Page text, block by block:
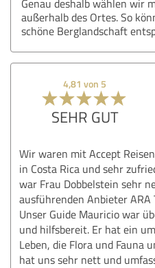
Genau deshalb wählen wir
außerhalb des Ortes. So
schöne Berglandschaft
4,81 von 5
SEHR GUT
Wir waren mit Accept
in Costa Rica und sehr
war Frau Dobbelstein sehr
ausführenden Anbieter
Unser Guide Mauricio war
und hilfsbereit. Er hat ein
Leben, die Flora und Fauna
hat uns sehr nett und